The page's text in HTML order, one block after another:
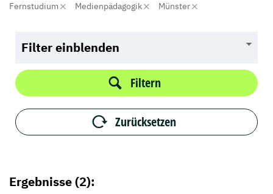
Fernstudium Medienpädagogik Münster
Filter einblenden
Filtern
Zurücksetzen
Ergebnisse (2):